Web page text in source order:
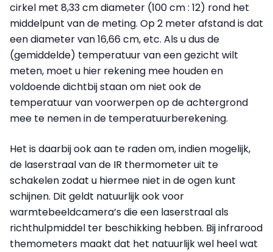
cirkel met 8,33 cm diameter (100 cm : 12) rond het
middelpunt van de meting. Op 2 meter afstand is dat
een diameter van 16,66 cm, etc. Als u dus de
(gemiddelde) temperatuur van een gezicht wilt
meten, moet u hier rekening mee houden en
voldoende dichtbij staan om niet ook de
temperatuur van voorwerpen op de achtergrond
mee te nemen in de temperatuurberekening.
Het is daarbij ook aan te raden om, indien mogelijk,
de laserstraal van de IR thermometer uit te
schakelen zodat u hiermee niet in de ogen kunt
schijnen. Dit geldt natuurlijk ook voor
warmtebeeldcamera’s die een laserstraal als
richthulpmiddel ter beschikking hebben. Bij infrarood
themometers maakt dat het natuurlijk wel heel wat